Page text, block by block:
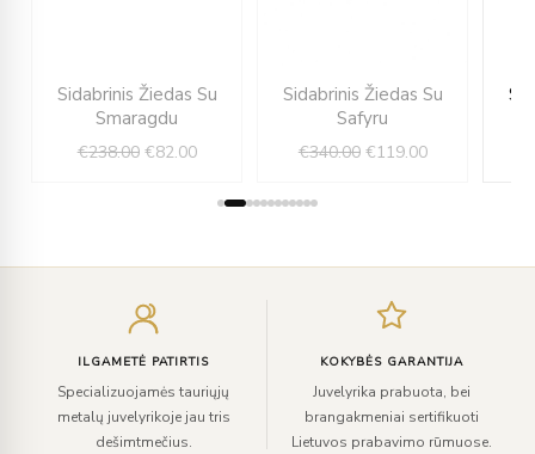
Sidabrinis Žiedas Su
Smaragdu
€238.00
Original
price
was:
€238.00.
€82.00
price
€82.00.
Sidabrinis Žiedas Su
Safyru
€340.00
Original
price
was:
€340.00.
€119.00
price
€119.00.
ILGAMETĖ PATIRTIS
Specializuojamės tauriųjų
metalų juvelyrikoje jau tris
dešimtmečius.
KOKYBĖS GARANTIJA
Juvelyrika prabuota, bei
brangakmeniai sertifikuoti
Lietuvos prabavimo rūmuose.